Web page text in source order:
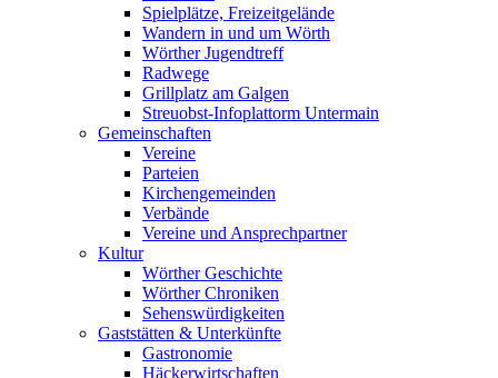
Spielplätze, Freizeitgelände
Wandern in und um Wörth
Wörther Jugendtreff
Radwege
Grillplatz am Galgen
Streuobst-Infoplattorm Untermain
Gemeinschaften
Vereine
Parteien
Kirchengemeinden
Verbände
Vereine und Ansprechpartner
Kultur
Wörther Geschichte
Wörther Chroniken
Sehenswürdigkeiten
Gaststätten & Unterkünfte
Gastronomie
Häckerwirtschaften